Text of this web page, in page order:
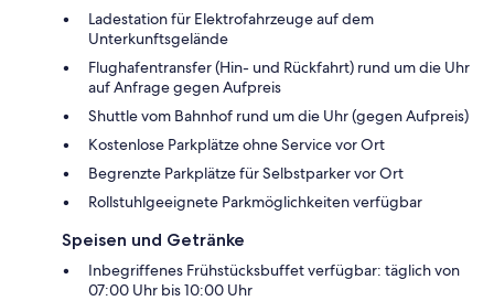
Ladestation für Elektrofahrzeuge auf dem
Unterkunftsgelände
Flughafentransfer (Hin- und Rückfahrt) rund um die Uhr
auf Anfrage gegen Aufpreis
Shuttle vom Bahnhof rund um die Uhr (gegen Aufpreis)
Kostenlose Parkplätze ohne Service vor Ort
Begrenzte Parkplätze für Selbstparker vor Ort
Rollstuhlgeeignete Parkmöglichkeiten verfügbar
Speisen und Getränke
Inbegriffenes Frühstücksbuffet verfügbar: täglich von
07:00 Uhr bis 10:00 Uhr